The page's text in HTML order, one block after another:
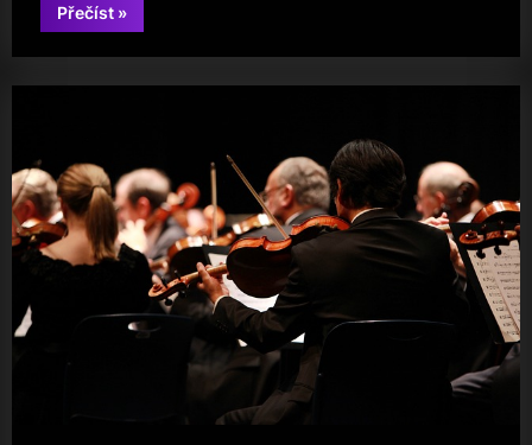
Přečíst“Bohatý
výběr
»